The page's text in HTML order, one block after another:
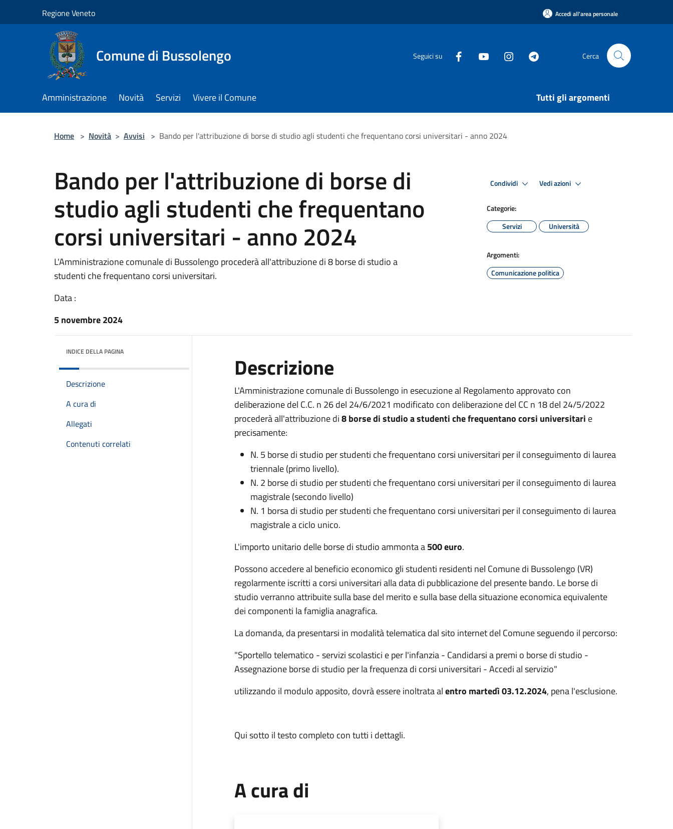
Regione Veneto Accedi all'area personale
Comune di Bussolengo Seguici su Cerca
Amministrazione Novità Servizi Vivere il Comune Tutti gli argomenti
Home > Novità > Avvisi > Bando per l'attribuzione di borse di studio agli studenti che frequentano corsi universitari - anno 2024
Bando per l'attribuzione di borse di
studio agli studenti che frequentano
corsi universitari - anno 2024
L'Amministrazione comunale di Bussolengo procederà all'attribuzione di 8 borse di studio a
studenti che frequentano corsi universitari.
Data :
5 novembre 2024
Condividi Vedi azioni
Categorie:
Servizi
Università
Argomenti:
Comunicazione politica
INDICE DELLA PAGINA
Descrizione
A cura di
Allegati
Contenuti correlati
Descrizione
L'Amministrazione comunale di Bussolengo in esecuzione al Regolamento approvato con
deliberazione del C.C. n 26 del 24/6/2021 modificato con deliberazione del CC n 18 del 24/5/2022
procederà all'attribuzione di8 borse di studio a studenti che frequentano corsi universitari e
precisamente:
N. 5 borse di studio per studenti che frequentano corsi universitari per il conseguimento di laurea
triennale (primo livello).
N. 2 borse di studio per studenti che frequentano corsi universitari per il conseguimento di laurea
magistrale (secondo livello)
N. 1 borsa di studio per studenti che frequentano corsi universitari per il conseguimento di laurea
magistrale a ciclo unico.
L'importo unitario delle borse di studio ammonta a500 euro.
Possono accedere al beneficio economico gli studenti residenti nel Comune di Bussolengo (VR)
regolarmente iscritti a corsi universitari alla data di pubblicazione del presente bando. Le borse di
studio verranno attribuite sulla base del merito e sulla base della situazione economica equivalente
dei componenti la famiglia anagrafica.
La domanda, da presentarsi in modalità telematica dal sito internet del Comune seguendo il percorso:
"Sportello telematico - servizi scolastici e per l'infanzia - Candidarsi a premi o borse di studio -
Assegnazione borse di studio per la frequenza di corsi universitari - Accedi al servizio"
utilizzando il modulo apposito, dovrà essere inoltrata alentro martedì 03.12.2024, pena l'esclusione.
Qui sotto il testo completo con tutti i dettagli.
A cura di